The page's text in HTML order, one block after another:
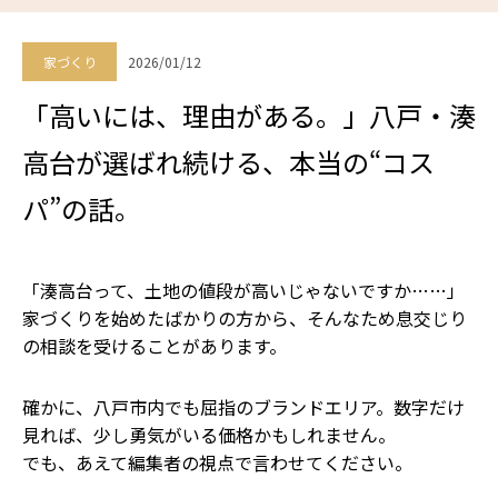
「高いには、理由がある。」八戸・湊
高台が選ばれ続ける、本当の“コス
パ”の話。
家づくり 2026/01/12
「湊高台って、土地の値段が高いじゃないですか……」
家づくりを始めたばかりの方から、そんなため息交じり
の相談を受けることがあります。
確かに、八戸市内でも屈指のブランドエリア。数字だけ
見れば、少し勇気がいる価格かもしれません。
でも、あえて編集者の視点で言わせてください。